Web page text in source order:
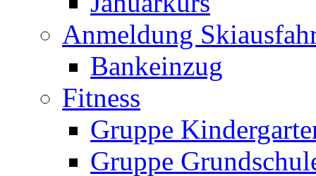
Anmeldung
Bankeinzug
Fitness
Gruppe
Gruppe